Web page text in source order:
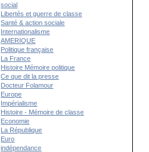
social
Libertés et guerre de classe
Santé & action sociale
Internationalisme
AMERIQUE
Politique française
La France
Histoire Mémoire politique
Ce que dit la presse
Docteur Folamour
Europe
Impérialisme
Histoire - Mémoire de classe
Economie
La République
Euro
indépendance